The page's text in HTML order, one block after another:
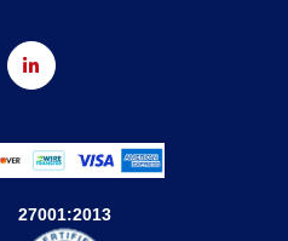
27001:2013